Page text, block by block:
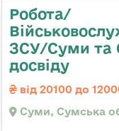
Робота/
ЗСУ/Суми та
досвіду
від 20100 до
Суми, Сумська